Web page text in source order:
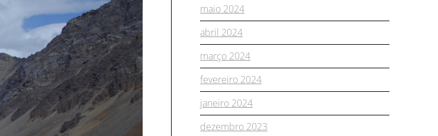
maio 2024
abril 2024
março 2024
fevereiro 2024
janeiro 2024
dezembro 2023